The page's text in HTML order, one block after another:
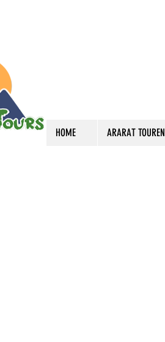
HOME ARARAT TOUREN